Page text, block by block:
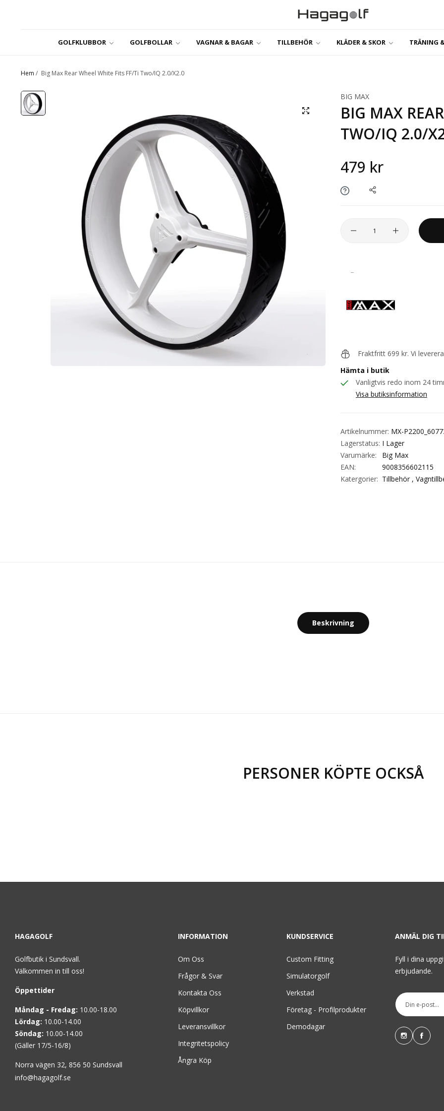
GOLFKLUBBOR GOLFBOLLAR VAGNAR & BAGAR TILLBEHÖR KLÄDER & SKOR TRÄNING
Hem / Big Max Rear Wheel White Fits FF/Ti Two/IQ 2.0/X2.0
BIG MAX
BIG MAX
TWO/IQ 2.0/
479 kr
Fraktfritt 699 kr. Vi
Hämta i butik
Vanligtvis redo inom 24
Visa butiksinformation
Artikelnummer: MX-
Lagerstatus: I Lager
Varumärke:
Big Max
EAN:
9008356602115
Katergorier: Tillbehör ,
Beskrivning
PERSONER KÖPTE OCKSÅ
HAGAGOLF
Golfbutik i Sundsvall.
Välkommen in till oss!
Öppettider
Måndag - Fredag: 10.00-18.00
Lördag: 10.00-14.00
Söndag: 10.00-14.00
(Gäller 17/5-16/8)
Norra vägen 32, 856 50 Sundsvall
info@hagagolf.se
INFORMATION
Om Oss
Frågor & Svar
Kontakta Oss
Köpvillkor
Leveransvillkor
Integritetspolicy
Ångra Köp
KUNDSERVICE
Custom Fitting
Simulatorgolf
Verkstad
Företag - Profilprodukter
Demodagar
ANMÄL DIG
Fyll i dina
erbjudande.